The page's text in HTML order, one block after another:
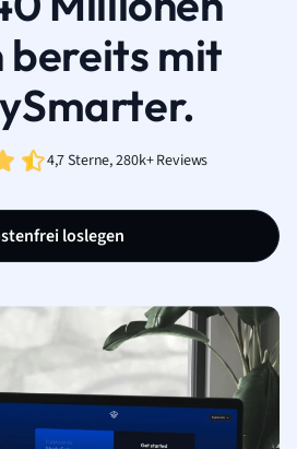
bereits mit
4,7 Sterne, 280k+ Reviews
loslegen